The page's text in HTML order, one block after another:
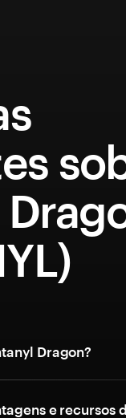
Dragon?
e recursos